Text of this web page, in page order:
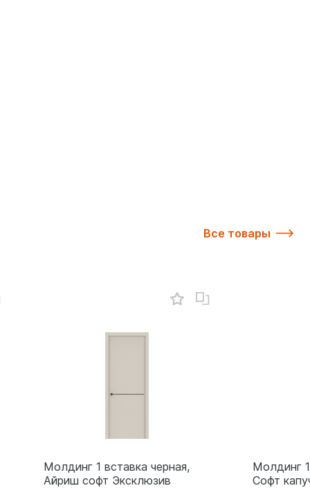
Все товары
Молдинг 1 вставка черная,
Айриш софт Эксклюзив
Молдинг
Софт